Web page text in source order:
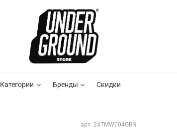
Категории Бренды Скидки
арт. 24TMW004GRN